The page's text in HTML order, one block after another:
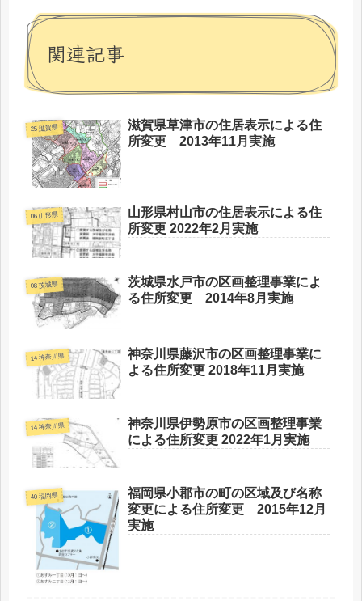
関連記事
25 滋賀県
滋賀県草津市の住居表示による住
所変更 2013年11月実施
06 山形県
山形県村山市の住居表示による住
所変更 2022年2月実施
08 茨城県
茨城県水戸市の区画整理事業によ
る住所変更 2014年8月実施
14 神奈川県
神奈川県藤沢市の区画整理事業に
よる住所変更 2018年11月実施
14 神奈川県
神奈川県伊勢原市の区画整理事業
による住所変更 2022年1月実施
40 福岡県
福岡県小郡市の町の区域及び名称
変更による住所変更 2015年12月
実施